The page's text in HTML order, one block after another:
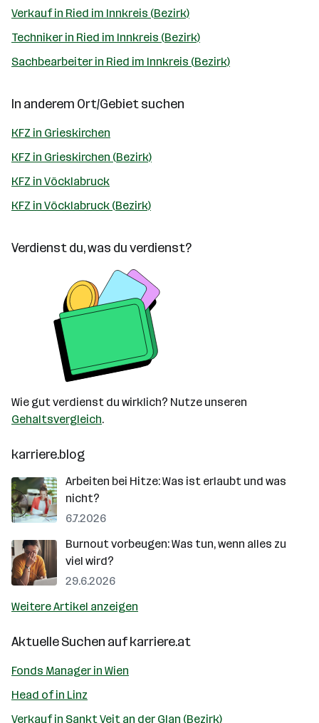
Verkauf in Ried im Innkreis (Bezirk)
Techniker in Ried im Innkreis (Bezirk)
Sachbearbeiter in Ried im Innkreis (Bezirk)
In anderem Ort/Gebiet suchen
KFZ in Grieskirchen
KFZ in Grieskirchen (Bezirk)
KFZ in Vöcklabruck
KFZ in Vöcklabruck (Bezirk)
Verdienst du, was du verdienst?
Wie gut verdienst du wirklich? Nutze unseren
Gehaltsvergleich.
karriere.blog
Arbeiten bei Hitze: Was ist erlaubt und was
nicht?
6.7.2026
Burnout vorbeugen: Was tun, wenn alles zu
viel wird?
29.6.2026
Weitere Artikel anzeigen
Aktuelle Suchen aufkarriere.at
Fonds Manager in Wien
Head of in Linz
Verkauf in Sankt Veit an der Glan (Bezirk)